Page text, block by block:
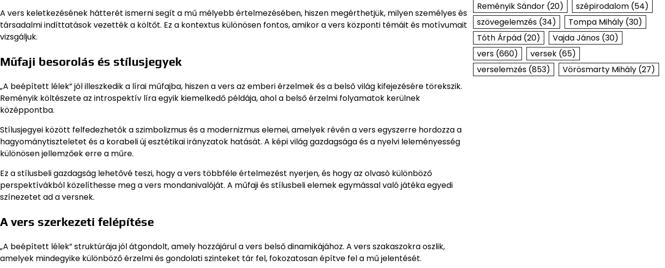
A vers keletkezésének hátterét ismerni segít a mű mélyebb értelmezésében, hiszen megérthetjük, milyen személyes és
társadalmi indíttatások vezették a költőt. Ez a kontextus különösen fontos, amikor a vers központi témáit és motívumait
vizsgáljuk.
Műfaji besorolás és stílusjegyek
„A beépített lélek” jól illeszkedik a lírai műfajba, hiszen a vers az emberi érzelmek és a belső világ kifejezésére törekszik.
Reményik költészete az introspektív líra egyik kiemelkedő példája, ahol a belső érzelmi folyamatok kerülnek
középpontba.
Stílusjegyei között felfedezhetők a szimbolizmus és a modernizmus elemei, amelyek révén a vers egyszerre hordozza a
hagyománytiszteletet és a korabeli új esztétikai irányzatok hatását. A képi világ gazdagsága és a nyelvi leleményesség
különösen jellemzőek erre a műre.
Ez a stílusbeli gazdagság lehetővé teszi, hogy a vers többféle értelmezést nyerjen, és hogy az olvasó különböző
perspektívákból közelíthesse meg a vers mondanivalóját. A műfaji és stílusbeli elemek egymással való játéka egyedi
színezetet ad a versnek.
A vers szerkezeti felépítése
„A beépített lélek” struktúrája jól átgondolt, amely hozzájárul a vers belső dinamikájához. A vers szakaszokra oszlik,
amelyek mindegyike különböző érzelmi és gondolati szinteket tár fel, fokozatosan építve fel a mű jelentését.
Reményik Sándor(20) szépirodalom(54)
szövegelemzés(34) Tompa Mihály(30)
Tóth Árpád(20) Vajda János(30)
vers(660) versek(65)
verselemzés(853) Vörösmarty Mihály(27)